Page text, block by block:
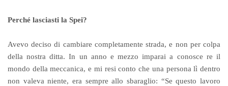
Perché lasciasti la Spei?
Avevo deciso di cambiare completamente strada, e non per colpa
della nostra ditta. In un anno e mezzo imparai a conosce re il
mondo della meccanica, e mi resi conto che una persona lì dentro
non valeva niente, era sempre allo sbaraglio: “Se questo lavoro